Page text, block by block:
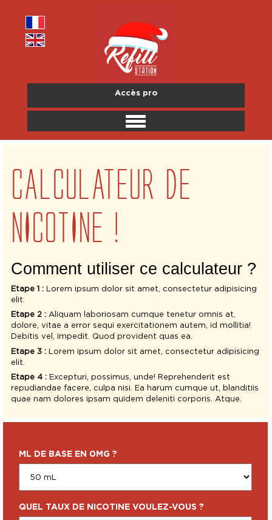
Accès pro
CALCULATEUR DE
NICOTINE !
Comment utiliser ce calculateur ?
Etape 1 : Lorem ipsum dolor sit amet, consectetur adipisicing
elit.
Etape 2 : Aliquam laboriosam cumque tenetur omnis at,
dolore, vitae a error sequi exercitationem autem, id mollitia!
Debitis vel, impedit. Quod provident quas ea.
Etape 3 : Lorem ipsum dolor sit amet, consectetur adipisicing
elit.
Etape 4 : Excepturi, possimus, unde! Reprehenderit est
repudiandae facere, culpa nisi. Ea harum cumque ut, blanditiis
quae nam dolores ipsam quidem deleniti corporis. Atque.
ML DE BASE EN 0MG ?
QUEL TAUX DE NICOTINE VOULEZ-VOUS ?